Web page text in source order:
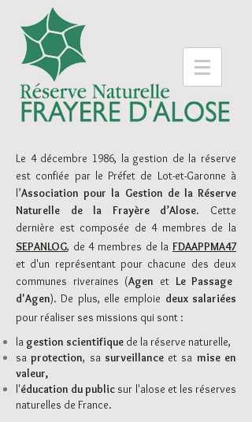
Le 4 décembre 1986, la gestion de la réserve
est confiée par le Préfet de Lot-et-Garonne à
l’Association pour la Gestion de la Réserve
Naturelle de la Frayère d’Alose. Cette
dernière est composée de 4 membres de la
SEPANLOG, de 4 membres de laFDAAPPMA47
et d'un représentant pour chacune des deux
communes riveraines (Agen et Le Passage
d'Agen). De plus, elle emploie deux salariées
pour réaliser ses missions qui sont :
la gestion scientifique de la réserve naturelle,
saprotection, sa surveillanceet sa mise en
valeur,
l'éducation du public sur l'alose et les réserves
naturelles de France.